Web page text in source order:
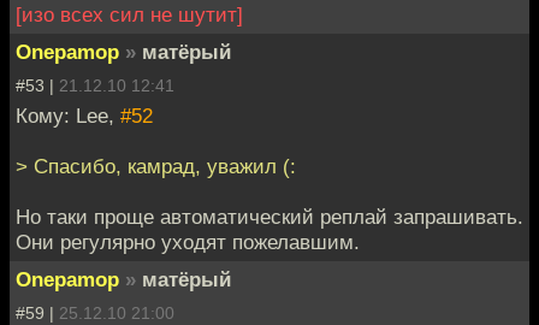
[изо всех сил не шутит]
Onepamop » матёрый
#53 | 21.12.10 12:41
Кому: Lee, #52
> Спасибо, камрад, уважил (:
Но таки проще автоматический реплай запрашивать.
Они регулярно уходят пожелавшим.
Onepamop » матёрый
#59 | 25.12.10 21:00